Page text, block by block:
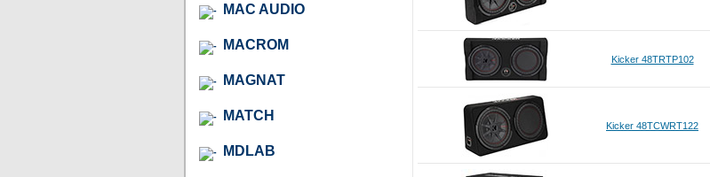
MAC AUDIO
MACROM
MAGNAT
MATCH
MDLAB
Kicker 48TRTP102
Kicker 48TCWRT122